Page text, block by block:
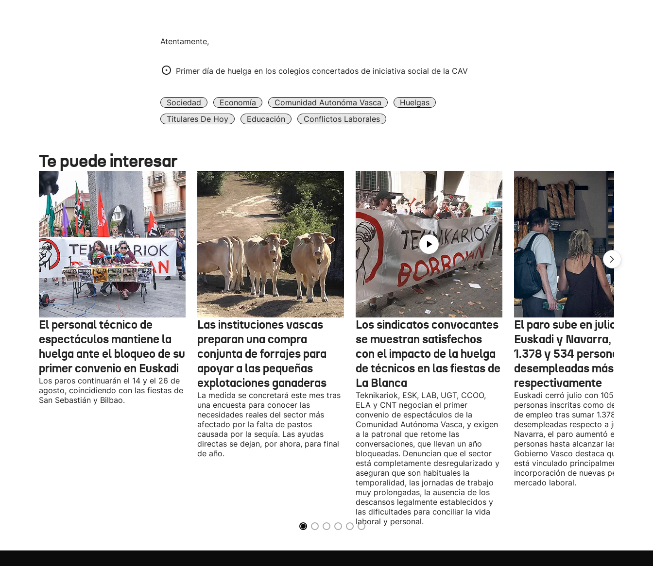
Atentamente,
Primer día de huelga en los colegios concertados de iniciativa social de la CAV
Sociedad Economía Comunidad Autonóma Vasca
Huelgas
Titulares De Hoy
Educación Conflictos Laborales
Te puede interesar
El personal técnico de
espectáculos mantiene la
huelga ante el bloqueo de su
primer convenio en Euskadi
Los paros continuarán el 14 y el 26 de
agosto, coincidiendo con las fiestas de
San Sebastián y Bilbao.
Las instituciones vascas
preparan una compra
conjunta de forrajes para
apoyar a las pequeñas
explotaciones ganaderas
La medida se concretará este mes tras
una encuesta para conocer las
necesidades reales del sector más
afectado por la falta de pastos
causada por la sequía. Las ayudas
directas se dejan, por ahora, para final
de año.
Los sindicatos convocantes
se muestran satisfechos
con el impacto de la huelga
de técnicos en las fiestas de
La Blanca
Teknikariok, ESK, LAB, UGT, CCOO,
ELA y CNT negocian el primer
convenio de espectáculos de la
Comunidad Autónoma Vasca, y exigen
a la patronal que retome las
conversaciones, que llevan un año
bloqueadas. Denuncian que el sector
está completamente desregularizado y
aseguran que son habituales la
temporalidad, las jornadas de trabajo
muy prolongadas, la ausencia de los
descansos legalmente establecidos y
las dificultades para conciliar la vida
laboral y personal.
El paro sube en julio en
Euskadi y Navarra, con
1.378 y 534 personas
desempleadas más,
respectivamente
Euskadi cerró julio con 105.590
personas inscritas como
de empleo tras sumar 1.378 personas
desempleadas respecto a junio. En
Navarra, el paro aumentó en 534
personas hasta alcanzar las 28.843.
Gobierno Vasco destaca que este
está vinculado principalmente a la
incorporación de nuevas personas al
mercado laboral.